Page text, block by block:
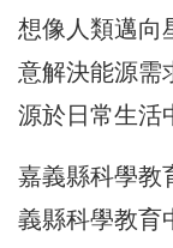
想像人類邁向
意解決能源需
源於日常生活
嘉義縣科學教
義縣科學教育